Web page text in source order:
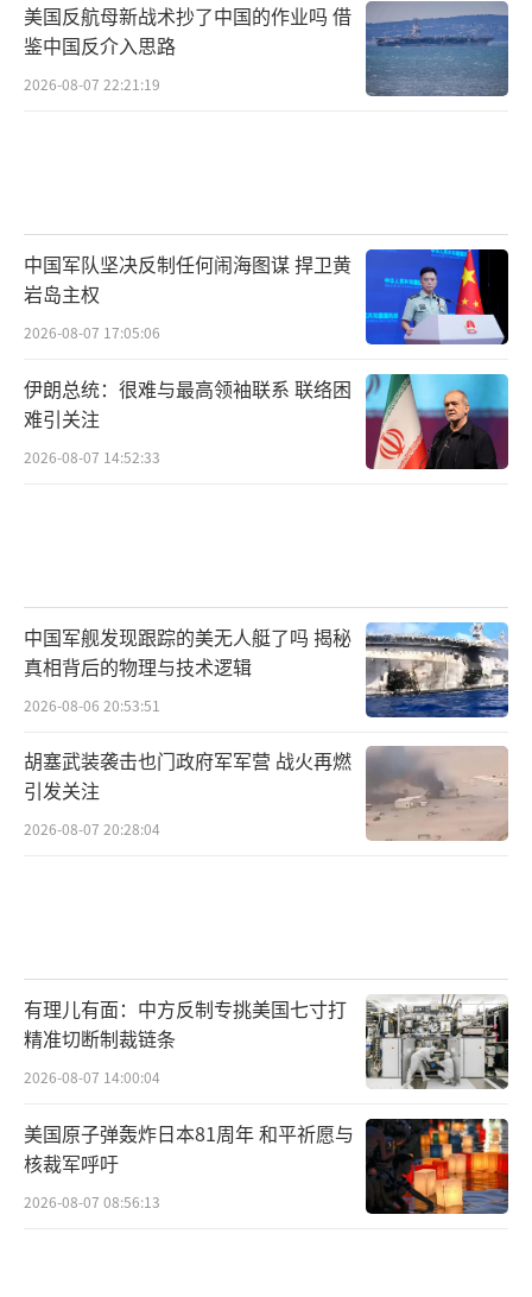
美国反航母新战术抄了中国的作业吗 借
鉴中国反介入思路
2026-08-07 22:21:19
中国军队坚决反制任何闹海图谋 捍卫黄
岩岛主权
2026-08-07 17:05:06
伊朗总统：很难与最高领袖联系 联络困
难引关注
2026-08-07 14:52:33
中国军舰发现跟踪的美无人艇了吗 揭秘
真相背后的物理与技术逻辑
2026-08-06 20:53:51
胡塞武装袭击也门政府军军营 战火再燃
引发关注
2026-08-07 20:28:04
有理儿有面：中方反制专挑美国七寸打
精准切断制裁链条
2026-08-07 14:00:04
美国原子弹轰炸日本81周年 和平祈愿与
核裁军呼吁
2026-08-07 08:56:13